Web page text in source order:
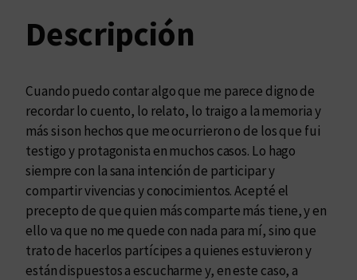
a
d
a
d
Descripción
Cuando puedo contar algo que me parece digno de
recordar lo cuento, lo relato, lo traigo a la memoria y
más si son hechos que me ocurrieron o de los que fui
testigo y protagonista en muchos casos. Lo hago
siempre con la sana intención de participar y
compartir vivencias y conocimientos. Acepté el
precepto de que quien más comparte más tiene, y en
ello va que no me quede con nada para mí, sino que
trato de hacerlos partícipes a quienes estuvieron y
están dispuestos a escucharme y, en este caso, a